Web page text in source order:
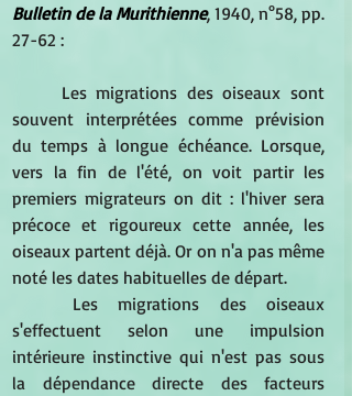
Bulletin de la Murithienne, 1940, n°58, pp.
27-62 :
Les migrations des oiseaux sont
souvent interprétées comme prévision
du temps à longue échéance. Lorsque,
vers la fin de l'été, on voit partir les
premiers migrateurs on dit : l'hiver sera
précoce et rigoureux cette année, les
oiseaux partent déjà. Or on n'a pas même
noté les dates habituelles de départ.
Les migrations des oiseaux
s'effectuent selon une impulsion
intérieure instinctive qui n'est pas sous
la dépendance directe des facteurs